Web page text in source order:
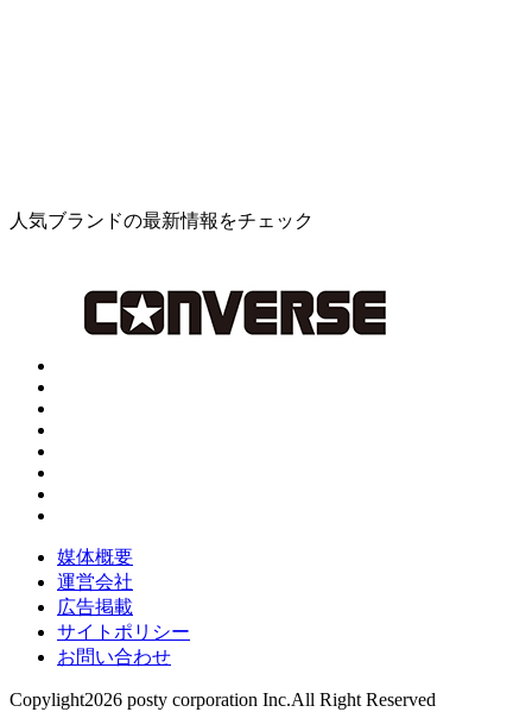
人気ブランドの最新情報をチェック
媒体概要
運営会社
広告掲載
サイトポリシー
お問い合わせ
Copylight2026 posty corporation Inc.All Right Reserved